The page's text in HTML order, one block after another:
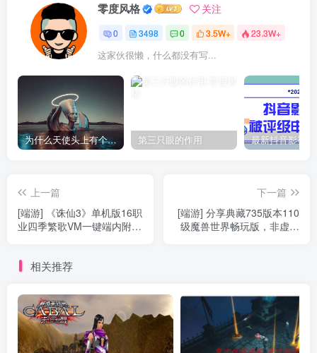
零度风格 关注
0 3498 0 3.5W+ 23.3W+
这家伙很懒，什么都没有写...
为什么天使头上有个圈？ 第三只眼的作用
上一篇
[端游] 《诛仙3》单机版16职
业四季繁歌VM一键端内附
下一篇
[端游] 分享典藏735版本110
级魔兽世界畅玩版，非虚拟
相关推荐